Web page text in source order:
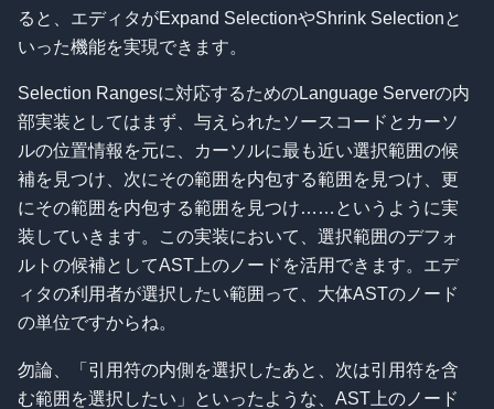
ると、エディタがExpand SelectionやShrink Selectionと
いった機能を実現できます。
Selection Rangesに対応するためのLanguage Serverの内
部実装としてはまず、与えられたソースコードとカーソ
ルの位置情報を元に、カーソルに最も近い選択範囲の候
補を見つけ、次にその範囲を内包する範囲を見つけ、更
にその範囲を内包する範囲を見つけ……というように実
装していきます。この実装において、選択範囲のデフォ
ルトの候補としてAST上のノードを活用できます。エデ
ィタの利用者が選択したい範囲って、大体ASTのノード
の単位ですからね。
勿論、「引用符の内側を選択したあと、次は引用符を含
む範囲を選択したい」といったような、AST上のノード